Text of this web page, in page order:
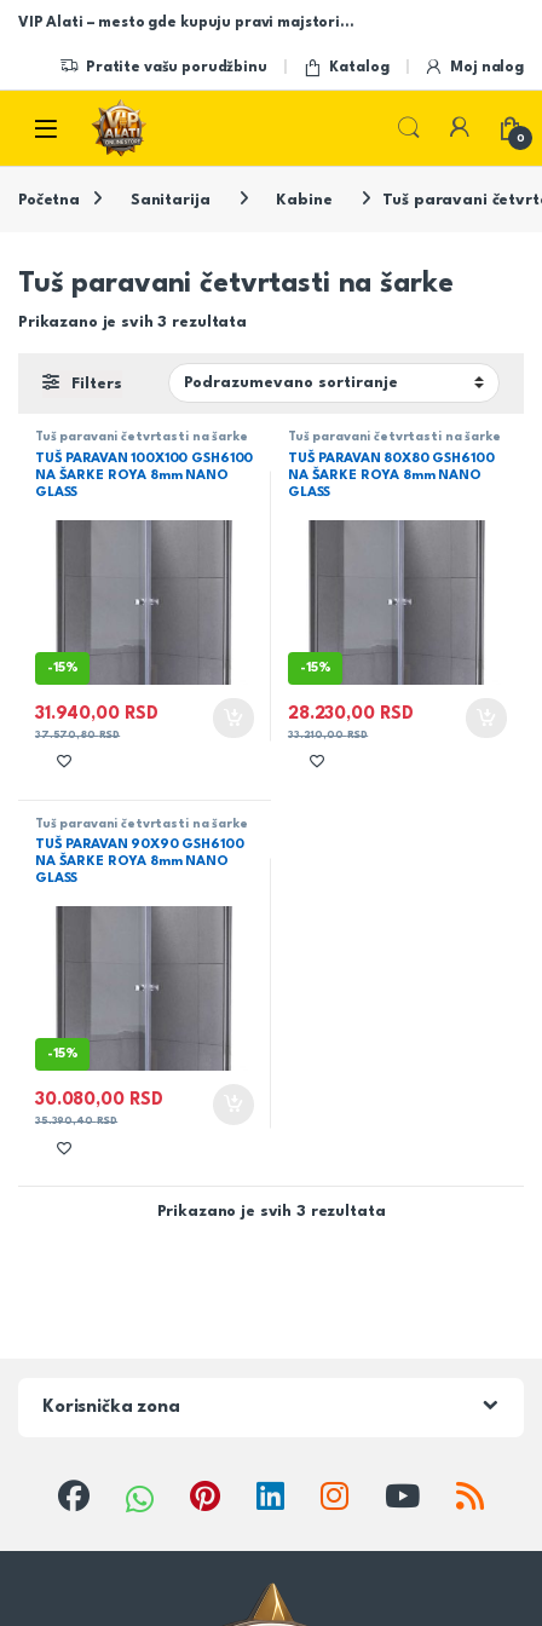
Skip to navigation
Skip to content
VIP Alati – mesto gde kupuju pravi majstori…
Pratite vašu porudžbinu Katalog Moj nalog
Open
0
Početna Sanitarija Kabine Tuš paravani
Tuš paravani četvrtasti na šarke
Prikazano je svih 3 rezultata
Filters
Tuš paravani četvrtasti na šarke
TUŠ PARAVAN 100X100 GSH6100
NA ŠARKE ROYA 8mm NANO
GLASS
-15%
31.940,00 RSD
37.570,80RSD
Tuš paravani četvrtasti na šarke
TUŠ PARAVAN 80X80 GSH6100
NA ŠARKE ROYA 8mm NANO
GLASS
-15%
28.230,00 RSD
33.210,00RSD
Tuš paravani četvrtasti na šarke
TUŠ PARAVAN 90X90 GSH6100
NA ŠARKE ROYA 8mm NANO
GLASS
-15%
30.080,00 RSD
35.390,40RSD
Prikazano je svih 3 rezultata
Korisnička zona